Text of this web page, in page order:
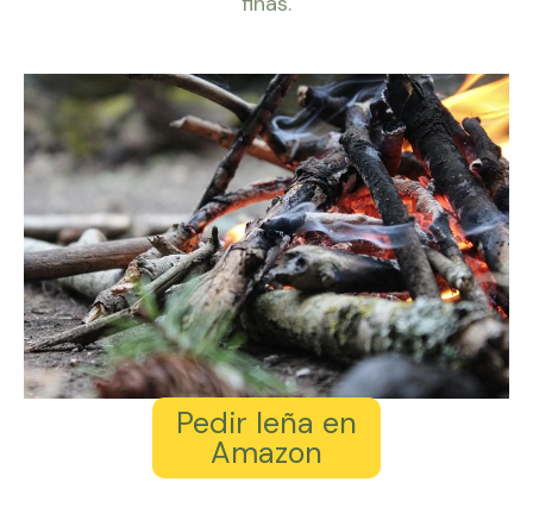
Pedir leña en
Amazon